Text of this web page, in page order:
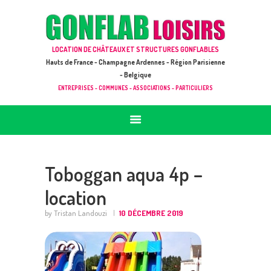
LOCATION DE CHÂTEAUX ET STRUCTURES GONFLABLES
Hauts de France - Champagne Ardennes - Région Parisienne
- Belgique
ENTREPRISES - COMMUNES - ASSOCIATIONS - PARTICULIERS
GONFLAB LOISIRS
ACCUEIL
JEUX À LOUER & PRESTATIONS
CATALOGUE / TARIF
DEMANDE DE DEVIS (SOUS 24H)
Toboggan aqua 4p –
location
by Tristan Landouzi 10 DÉCEMBRE 2019